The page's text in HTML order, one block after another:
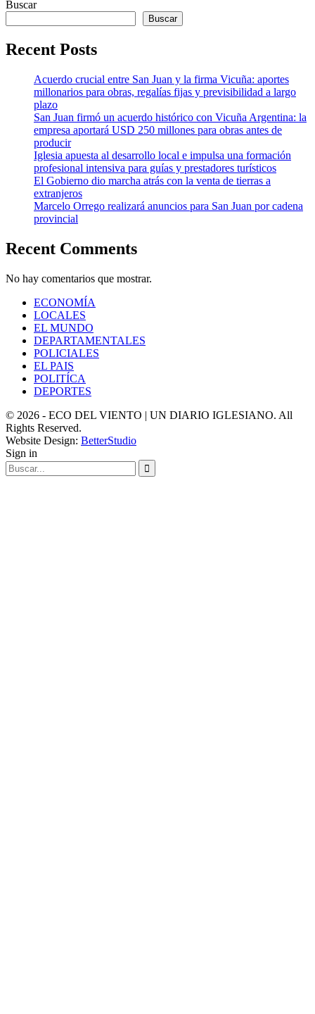
Buscar
Buscar
Recent Posts
Acuerdo crucial entre San Juan y la firma Vicuña: aportes
millonarios para obras, regalías fijas y previsibilidad a largo
plazo
San Juan firmó un acuerdo histórico con Vicuña Argentina: la
empresa aportará USD 250 millones para obras antes de
producir
Iglesia apuesta al desarrollo local e impulsa una formación
profesional intensiva para guías y prestadores turísticos
El Gobierno dio marcha atrás con la venta de tierras a
extranjeros
Marcelo Orrego realizará anuncios para San Juan por cadena
provincial
Recent Comments
No hay comentarios que mostrar.
ECONOMÍA
LOCALES
EL MUNDO
DEPARTAMENTALES
POLICIALES
EL PAIS
POLITÍCA
DEPORTES
© 2026 - ECO DEL VIENTO | UN DIARIO IGLESIANO. All
Rights Reserved.
Website Design: BetterStudio
Sign in